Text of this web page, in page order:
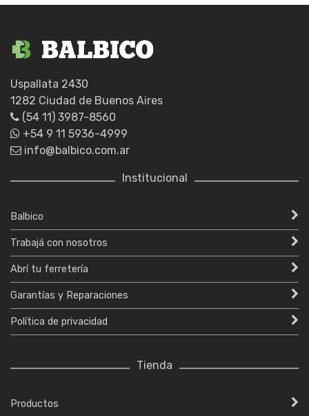
Uspallata 2430
1282 Ciudad de Buenos Aires
(54 11) 3987-8560
+54 9 11 5936-4999
info@balbico.com.ar
Institucional
Balbico
Trabajá con nosotros
Abrí tu ferretería
Garantías y Reparaciones
Política de privacidad
Tienda
Productos